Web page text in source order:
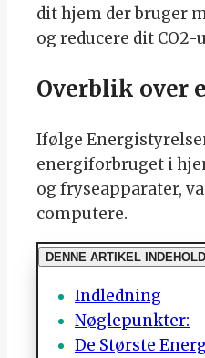
dit hjem der bruger
og reducere dit CO2-
Overblik over
Ifølge
energiforbruget i
og fryseapparater,
computere.
DENNE ARTIKEL
Indledning
Nøglepunkter:
De Største